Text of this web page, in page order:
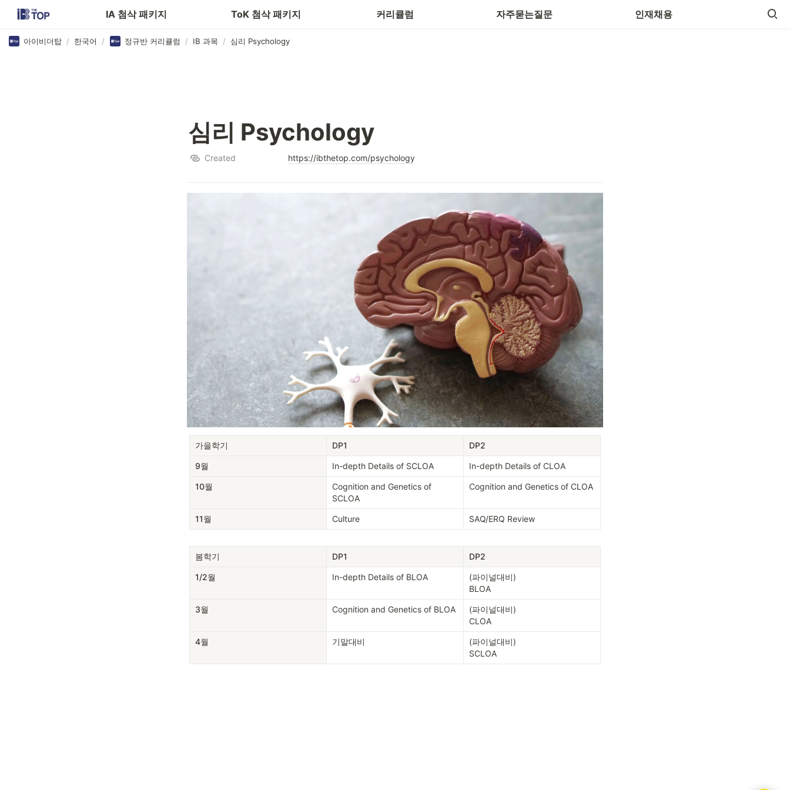
IA 첨삭 패키지 ToK 첨삭 패키지 커리큘럼 자주묻는질문 인재채용
아이비더탑 / 한국어 / 정규반 커리큘럼 / IB 과목 / 심리 Psychology
경제
심리 Psychology
Created https://ibthetop.com/psychology
가을학기 DP1 DP2
9월 In-depth Details of SCLOA In-depth Details of CLOA
10월
Cognition and Genetics of
SCLOA
Cognition and Genetics of CLOA
11월 Culture SAQ/ERQ Review
봄학기 DP1 DP2
1/2월 In-depth Details of BLOA
(파이널대비)
BLOA
3월 Cognition and Genetics of BLOA
(파이널대비)
CLOA
4월 기말대비
(파이널대비)
SCLOA